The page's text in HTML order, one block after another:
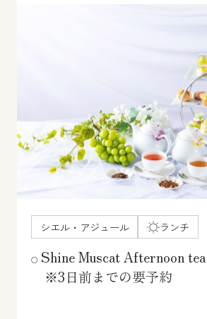
シエル・アジュール ランチ
Shine Muscat Afternoon tea
※3日前までの要予約